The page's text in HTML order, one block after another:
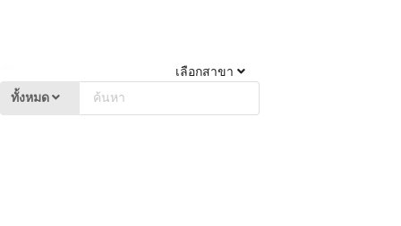
เลือกสาขา
ทั้งหมด